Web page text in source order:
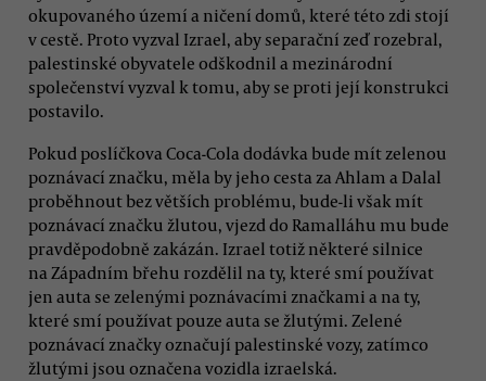
okupovaného území a ničení domů, které této zdi stojí
v cestě. Proto vyzval Izrael, aby separační zeď rozebral,
palestinské obyvatele odškodnil a mezinárodní
společenství vyzval k tomu, aby se proti její konstrukci
postavilo.
Pokud poslíčkova Coca-Cola dodávka bude mít zelenou
poznávací značku, měla by jeho cesta za Ahlam a Dalal
proběhnout bez větších problému, bude-li však mít
poznávací značku žlutou, vjezd do Ramalláhu mu bude
pravděpodobně zakázán. Izrael totiž některé silnice
na Západním břehu rozdělil na ty, které smí používat
jen auta se zelenými poznávacími značkami a na ty,
které smí používat pouze auta se žlutými. Zelené
poznávací značky označují palestinské vozy, zatímco
žlutými jsou označena vozidla izraelská.